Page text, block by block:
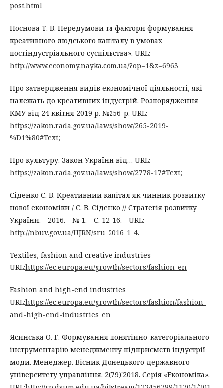
post.html
Поснова Т. В. Передумови та фактори формування
креативного людського капіталу в умовах
постіндустріального суспільства». URL:
http://www.economy.nayka.com.ua/?op=1&z=6963
Про затвердження видів економічної діяльності, які
належать до креативних індустрій. Розпорядження
КМУ від 24 квітня 2019 р. №256-р. URL:
https://zakon.rada.gov.ua/laws/show/265-2019-
%D1%80#Text;
Про культуру. Закон України від… URL:
https://zakon.rada.gov.ua/laws/show/2778-17#Text;
Сіденко С. В. Креативний капітал як чинник розвитку
нової економіки / С. В. Сіденко // Стратегія розвитку
України. - 2016. - № 1. - С. 12-16. - URL:
http://nbuv.gov.ua/UJRN/sru_2016_1_4.
Textiles, fashion and creative industries
URL:https://ec.europa.eu/growth/sectors/fashion_en
Fashion and high-end industries
URL:https://ec.europa.eu/growth/sectors/fashion/fashion-
and-high-end-industries_en
Ясинська О. Г. Формування понятійно-категоріального
інструментарію менеджменту підприємств індустрії
моди. Менеджер. Вісник Донецького державного
університету управління. 2(79)'2018. Серія «Економіка».